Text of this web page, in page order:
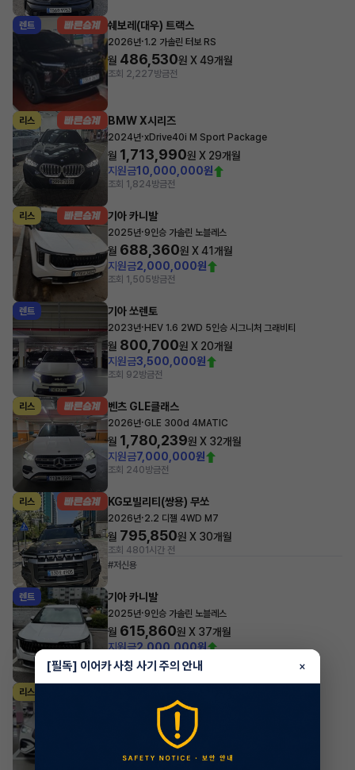
렌트 쉐보레(대우) 트랙스
2026년·1.2 가솔린 터보 RS
월 486,530원 X49개월
조회 2,227방금전
리스 BMW X시리즈
2024년·xDrive40i M Sport Package
월 1,713,990원 X 29개월
지원금10,000,000원
조회 1,824방금전
리스 기아 카니발
2025년·9인승 가솔린 노블레스
월 688,360원 X41개월
지원금2,000,000원
조회 1,505방금전
렌트 기아 쏘렌토
2023년· HEV 1.6 2WD 5인승 시그니처 그래비티
월 800,700원 X 20개월
지원금3,500,000원
조회 92방금전
리스 벤츠 GLE클래스
2026년·GLE 300d 4MATIC
월 1,780,239원 X 32개월
지원금7,000,000원
조회 240방금전
리스 KG모빌리티(쌍용) 무쏘
2026년·2.2 디젤 4WD M7
월 795,850원 X 30개월
조회 4801시간 전
#저신용
렌트 기아 카니발
2025년·9인승 가솔린 노블레스
월 615,860원 X 37개월
지원금2,000,000원
조회 542 1시간 전
리스
GLE 53 AMG 4MATIC+
2,219,100 원 X
10,000,000원
조회 6131시간 전
[필독] 이어카 사칭 사기 주의 안내 ×